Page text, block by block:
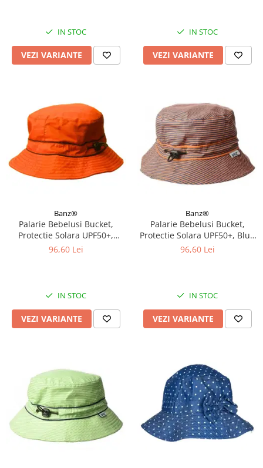
IN STOC
VEZI VARIANTE
IN STOC
VEZI VARIANTE
Banz®
Palarie Bebelusi Bucket,
Protectie Solara UPF50+,
Orange, Diverse marimi
96,60 Lei
IN STOC
VEZI VARIANTE
Banz®
Palarie Bebelusi Bucket,
Protectie Solara UPF50+, Blue
Orange Stripe, Diverse marimi
96,60 Lei
IN STOC
VEZI VARIANTE